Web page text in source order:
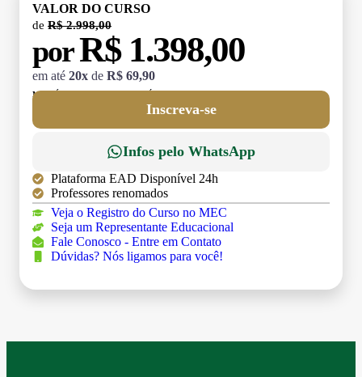
VALOR DO CURSO
de R$ 2.998,00
porR$ 1.398,00
em até 20x de R$ 69,90
MATRÍCULA:
Inscreva-se
Infos pelo WhatsApp
Plataforma EAD Disponível 24h
Professores renomados
Veja o Registro do Curso no MEC
Seja um Representante Educacional
Fale Conosco - Entre em Contato
Dúvidas? Nós ligamos para você!